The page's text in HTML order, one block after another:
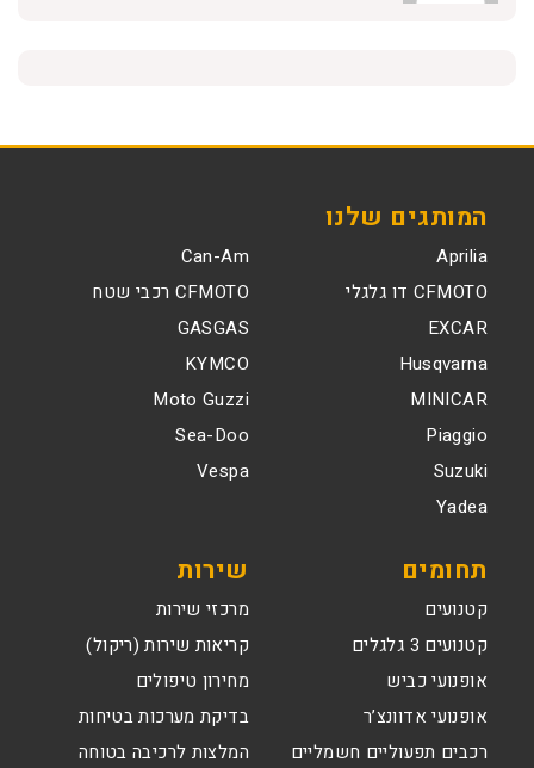
המותגים שלנו
Aprilia
Can-Am
CFMOTO דו גלגלי
CFMOTO רכבי שטח
EXCAR
GASGAS
Husqvarna
KYMCO
MINICAR
Moto Guzzi
Piaggio
Sea-Doo
Suzuki
Vespa
Yadea
תחומים
קטנועים
קטנועים 3 גלגלים
אופנועי כביש
אופנועי אדוונצ’ר
רכבים תפעוליים חשמליים
שירות
מרכזי שירות
קריאות שירות (ריקול)
מחירון טיפולים
בדיקת מערכות בטיחות
המלצות לרכיבה בטוחה